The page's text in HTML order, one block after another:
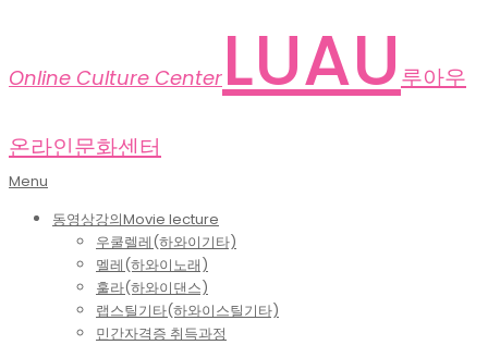
Online Culture Center LUAU 루아우
온라인문화센터
Primary
Menu
Menu
동영상강의Movie lecture
우쿨렐레(하와이기타)
멜레(하와이노래)
훌라(하와이댄스)
랩스틸기타(하와이스틸기타)
민간자격증 취득과정